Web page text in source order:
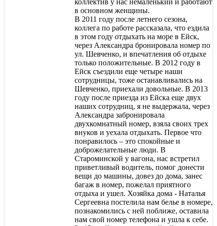
коллектив у нас немаленький и работают
в основном женщины.
В 2011 году после летнего сезона,
коллега по работе рассказала, что ездила
в этом году отдыхать на море в Ейск,
через Александра бронировала номер по
ул. Шевченко, и впечатления об отдыхе
только положительные. В 2012 году в
Ейск съездили еще четыре наши
сотрудницы, тоже останавливались на
Шевченко, приехали довольные. В 2013
году после приезда из Ейска еще двух
наших сотрудниц, я не выдержала, через
Александра забронировала
двухкомнатный номер, взяла своих трех
внуков и уехала отдыхать. Первое что
понравилось – это спокойные и
доброжелательные люди. В
Староминской у вагона, нас встретил
приветливый водитель, помог донести
вещи до машины, довез до дома, занес
багаж в номер, пожелал приятного
отдыха и ушел. Хозяйка дома - Наталья
Сергеевна постелила нам белье в номере,
познакомились с ней поближе, оставила
нам свой номер телефона и ушла к себе.